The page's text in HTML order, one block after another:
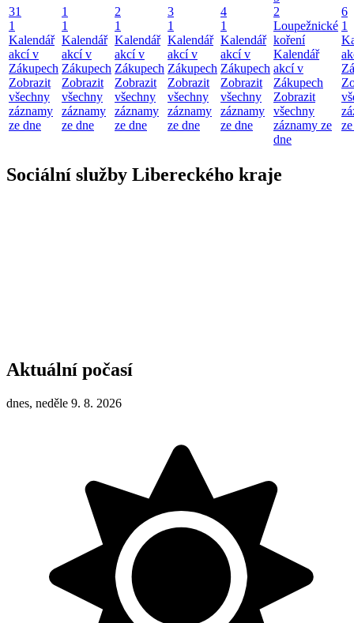
31
1
Kalendář
akcí v
Zákupech
Zobrazit
všechny
záznamy
ze dne
1
1
Kalendář
akcí v
Zákupech
Zobrazit
všechny
záznamy
ze dne
2
1
Kalendář
akcí v
Zákupech
Zobrazit
všechny
záznamy
ze dne
3
1
Kalendář
akcí v
Zákupech
Zobrazit
všechny
záznamy
ze dne
4
1
Kalendář
akcí v
Zákupech
Zobrazit
všechny
záznamy
ze dne
2
Loupežnické
koření
Kalendář
akcí v
Zákupech
Zobrazit
všechny
záznamy ze
dne
6
1
Sociální služby Libereckého kraje
Aktuální počasí
dnes, neděle 9. 8. 2026